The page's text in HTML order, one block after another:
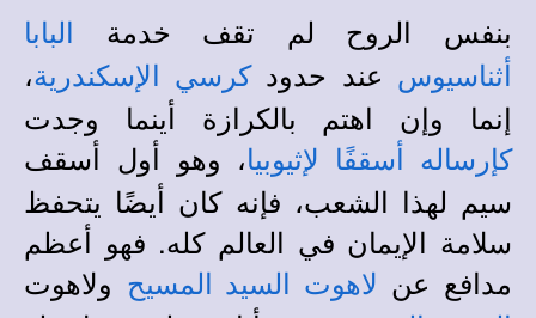
بنفس الروح لم تقف خدمة
البابا
أثناسيوس عند حدودكرسي الإسكندرية،
إنما وإن اهتم بالكرازة أينما وجدت
كإرساله أسقفًا لإثيوبيا، وهو أول أسقف
سيم لهذا الشعب، فإنه كان أيضًا يتحفظ
سلامة الإيمان في العالم كله. فهو أعظم
مدافع عن لاهوت السيد المسيح ولاهوت